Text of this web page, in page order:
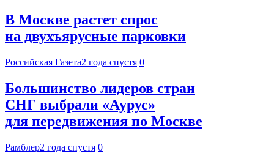
В Москве растет спрос
на двухъярусные парковки
Российская Газета2 года спустя 0
Большинство лидеров стран
СНГ выбрали «Аурус»
для передвижения по Москве
Рамблер2 года спустя 0